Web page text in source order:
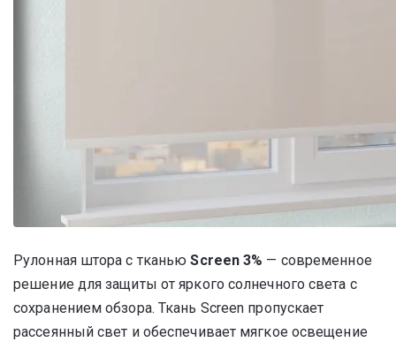
Рулонная штора с тканьюScreen 3% — современное
решение для защиты от яркого солнечного света с
сохранением обзора. Ткань Screen пропускает
рассеянный свет и обеспечивает мягкое освещение